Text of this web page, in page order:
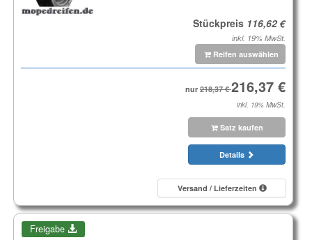
Stückpreis
inkl. 19% MwSt.
Reifen auswählen
nur
inkl. 19% MwSt.
Satz kaufen
Details
Versand / Lieferzeiten
Freigabe